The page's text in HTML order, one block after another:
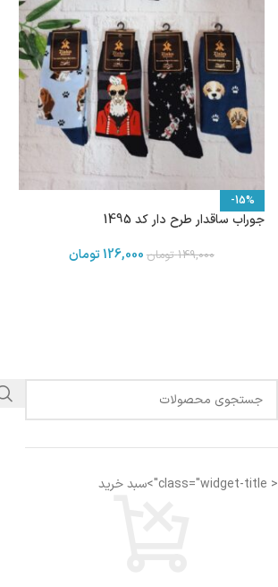
-15%
جوراب ساقدار طرح دار کد 1495
149,000 تومان 126,000تومان
< class="widget-title">سبد خرید